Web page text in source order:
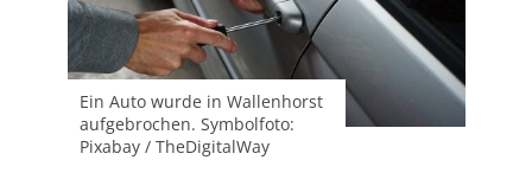
Ein Auto wurde in Wallenhorst
aufgebrochen. Symbolfoto:
Pixabay / TheDigitalWay